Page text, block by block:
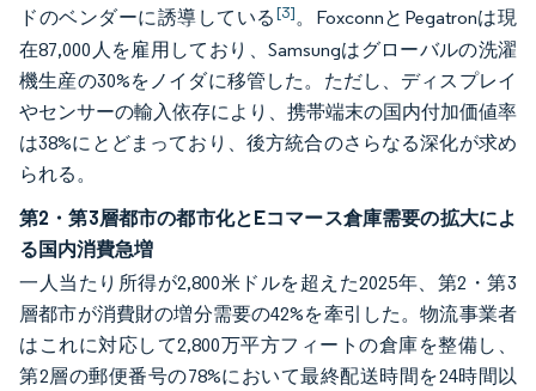
ドのベンダーに誘導している[3]。FoxconnとPegatronは現
在87,000人を雇用しており、Samsungはグローバルの洗濯
機生産の30%をノイダに移管した。ただし、ディスプレイ
やセンサーの輸入依存により、携帯端末の国内付加価値率
は38%にとどまっており、後方統合のさらなる深化が求め
られる。
第2・第3層都市の都市化とEコマース倉庫需要の拡大によ
る国内消費急増
一人当たり所得が2,800米ドルを超えた2025年、第2・第3
層都市が消費財の増分需要の42%を牽引した。物流事業者
はこれに対応して2,800万平方フィートの倉庫を整備し、
第2層の郵便番号の78%において最終配送時間を24時間以